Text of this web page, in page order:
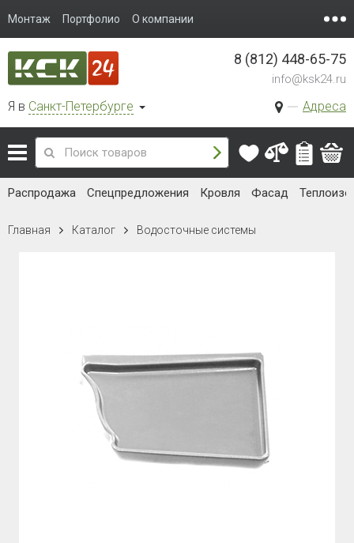
Монтаж Портфолио О компании
Я в Санкт-Петербурге Адреса
8 (812) 448-65-75
info@ksk24.ru
Распродажа Спецпредложения Кровля Фасад
Главная Каталог Водосточные системы